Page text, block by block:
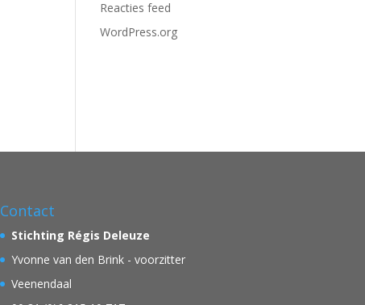
Reacties feed
WordPress.org
Contact
Stichting Régis Deleuze
Yvonne van den Brink - voorzitter
Veenendaal